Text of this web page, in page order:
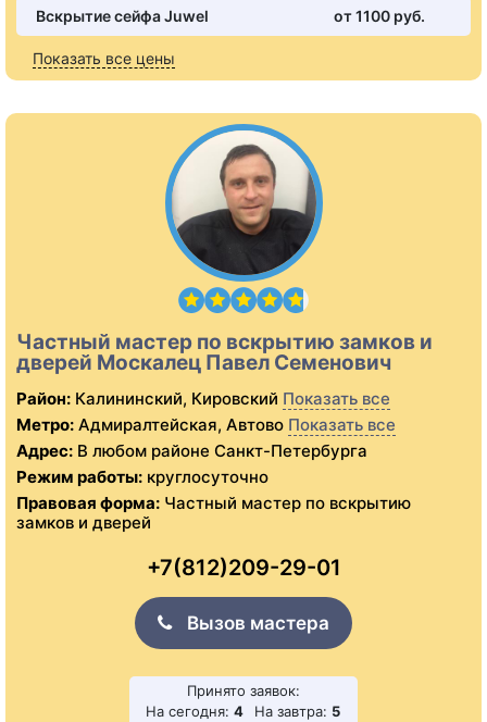
Вскрытие сейфа Juwel от 1100 pуб.
Показать все цены
Частный мастер по вскрытию замков и
дверей Москалец Павел Семенович
Район: Калининский, Кировский Показать все
Метро: Адмиралтейская, Автово Показать все
Адрес: В любом районе Санкт-Петербурга
Режим работы: круглосуточно
Правовая форма: Частный мастер по вскрытию
замков и дверей
+7(812)209-29-01
Вызов мастера
Принято заявок:
На сегодня: 4 На завтра: 5